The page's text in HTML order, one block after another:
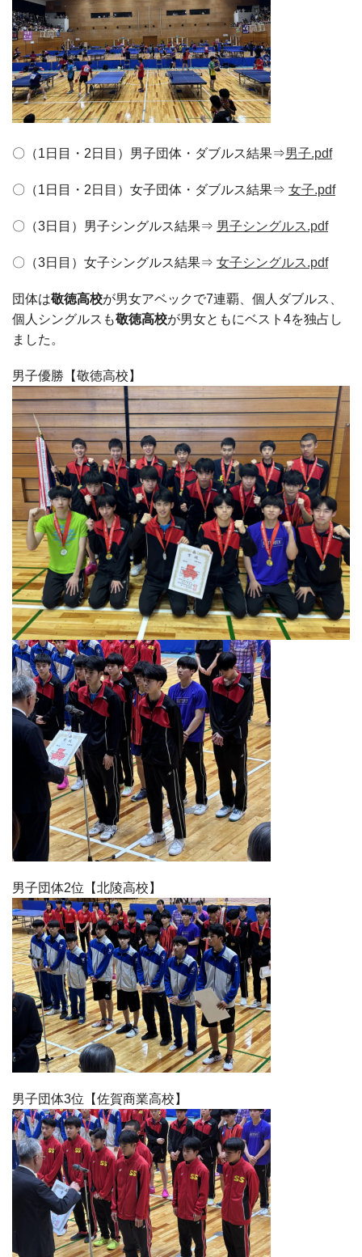
〇（1日目・2日目）男子団体・ダブルス結果⇒男子.pdf
〇（1日目・2日目）女子団体・ダブルス結果⇒ 女子.pdf
〇（3日目）男子シングルス結果⇒ 男子シングルス.pdf
〇（3日目）女子シングルス結果⇒ 女子シングルス.pdf
団体は敬徳高校が男女アベックで7連覇、個人ダブルス、
個人シングルスも敬徳高校が男女ともにベスト4を独占し
ました。
男子優勝【敬徳高校】
男子団体2位【北陵高校】
男子団体3位【佐賀商業高校】